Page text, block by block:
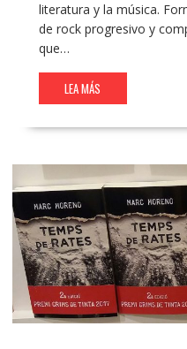
literatura y la música.
de rock progresivo y
que…
LEA MÁS